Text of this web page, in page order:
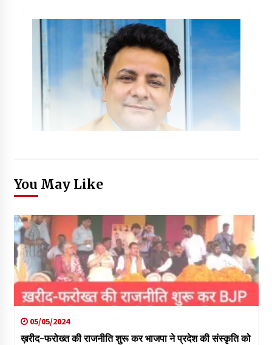
You May Like
05/05/2024
ख़रीद-फरोख्त की राजनीति शुरू कर भाजपा ने प्रदेश की संस्कृति को